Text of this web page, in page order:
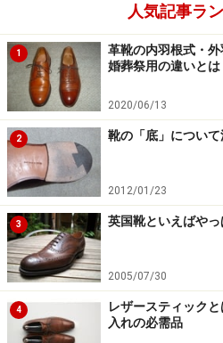
ベルトが丸見えになりますか
わせることを、絶対に忘れない
クールビズは足元から
KEDSの外羽根式プレーントウ「
ド」。要はキャンバススニーカ
クールビズ仕様にもなりうる、素
ちょっとしたブームになった
スニーカー。今季は様々なお
揃い、その出来も大変素晴ら
の中で、クールビズ向けに「
人気記事ラ
1
革靴の内羽根式・
婚葬祭用の違いとは
2020/06/13
2 靴の「底」につい
2012/01/23
3 英国靴といえばやっ
2005/07/30
4
レザースティック
入れの必需品